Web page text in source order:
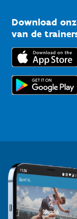
Bedrijven
Trainers en
Topsporters
Kennisplatform
Downloads
Voor de pers
Download
van de